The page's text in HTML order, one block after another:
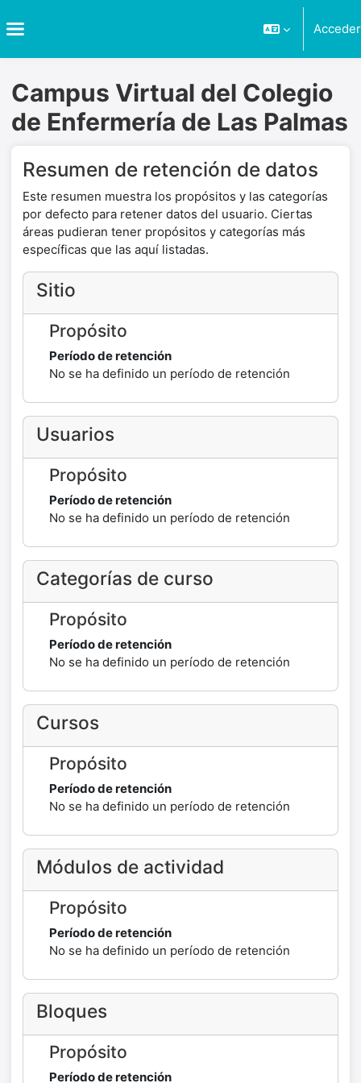
Acceder
Campus Virtual del Colegio
de Enfermería de Las Palmas
Resumen de retención de datos
Este resumen muestra los propósitos y las categorías
por defecto para retener datos del usuario. Ciertas
áreas pudieran tener propósitos y categorías más
específicas que las aquí listadas.
Sitio
Propósito
Período de retención
No se ha definido un período de retención
Usuarios
Propósito
Período de retención
No se ha definido un período de retención
Categorías de curso
Propósito
Período de retención
No se ha definido un período de retención
Cursos
Propósito
Período de retención
No se ha definido un período de retención
Módulos de actividad
Propósito
Período de retención
No se ha definido un período de retención
Bloques
Propósito
Período de retención